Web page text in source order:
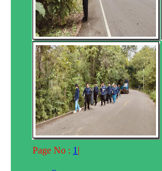
Page No : 1 |